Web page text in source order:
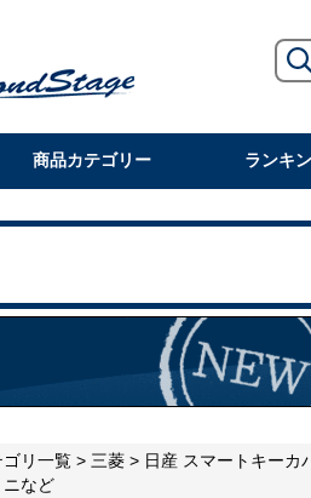
商品カテゴリー ランキ
リ一覧 > 三菱 > 日産 スマートキーカ
など